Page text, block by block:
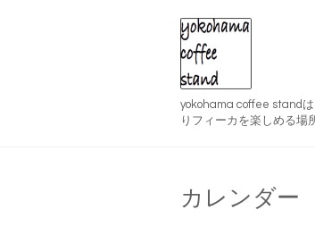
yokohama coffee stand
りフィーカを楽しめる場
カレンダー